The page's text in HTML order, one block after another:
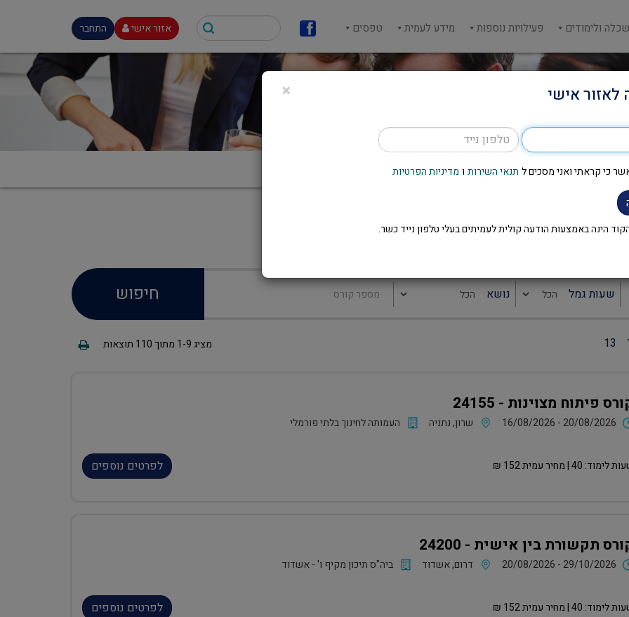
ולימודים פעילויות נוספות מידע לעמית טפסים אזור אישי התחבר
חיפוש קורסים
שעות גמל נושא מספר קורס חיפוש
מציג1-9 מתוך110 תוצאות 13
פיתוח מצוינות - 24155
16/08/2026 - 20/08/2026 שרון, נתניה העמותה לחינוך בלתי פורמלי
לימוד: 40| מחיר עמית152
₪ לפרטים נוספים
תקשורת בין אישית - 24200
20/08/2026 - 29/10/2026 דרום, אשדוד ביה"ס תיכון מקיף ו' - אשדוד
לימוד: 40| מחיר עמית152
₪ לפרטים נוספים
× לאזור אישי
כי קראתי ואני מסכים ל תנאי השירות ו מדיניות הפרטיות
הינה באמצעות הודעה קולית לעמיתים בעלי טלפון נייד כשר.